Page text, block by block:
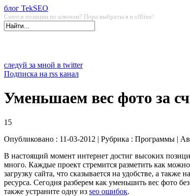
блог TekSEO
Снятся позиции по ключам? Пора выбраться в offline!
следуй за мной в twitter
Подписка на rss канал
Уменьшаем вес фото за
15
Опубликовано : 11-03-2012 | Рубрика : Программы |
В настоящий момент интернет достиг высоких
много. Каждые проект стремится разметить как
загрузку сайта, что сказывается на удобстве, а
ресурса. Сегодня разберем как уменьшить вес фото
также устраните одну из seo ошибок.